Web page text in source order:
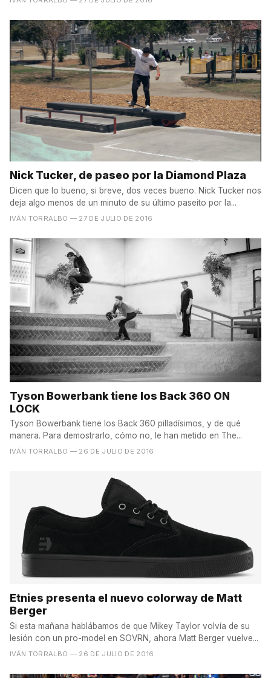
Nick Tucker, de paseo por la Diamond Plaza
Dicen que lo bueno, si breve, dos veces bueno. Nick Tucker nos
deja algo menos de un minuto de su último paseito por la...
IVÁN TORRALBO — 27 DE JULIO DE 2016
Tyson Bowerbank tiene los Back 360 ON
LOCK
Tyson Bowerbank tiene los Back 360 pilladísimos, y de qué
manera. Para demostrarlo, cómo no, le han metido en The...
IVÁN TORRALBO — 26 DE JULIO DE 2016
Etnies presenta el nuevo colorway de Matt
Berger
Si esta mañana hablábamos de que Mikey Taylor volvía de su
lesión con un pro-model en SOVRN, ahora Matt Berger vuelve...
IVÁN TORRALBO — 26 DE JULIO DE 2016